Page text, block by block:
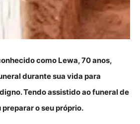
como Lewa, 70 anos,
durante sua vida para
Tendo assistido ao funeral de
o seu próprio.